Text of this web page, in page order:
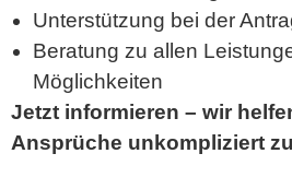
Unterstützung bei der
Beratung zu allen
Möglichkeiten
Jetzt informieren – wir
Ansprüche unkompliziert